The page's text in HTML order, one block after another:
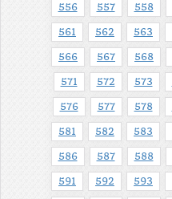
556 557 558
561 562 563
566 567 568
571 572 573
576 577 578
581 582 583
586 587 588
591 592 593